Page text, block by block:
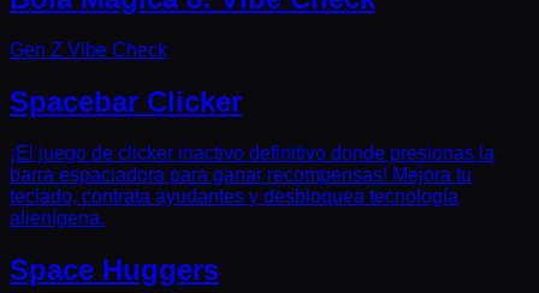
Gen Z Vibe Check
Spacebar Clicker
¡El juego de clicker inactivo definitivo donde presionas la
barra espaciadora para ganar recompensas! Mejora tu
teclado, contrata ayudantes y desbloquea tecnología
alienígena.
Space Huggers